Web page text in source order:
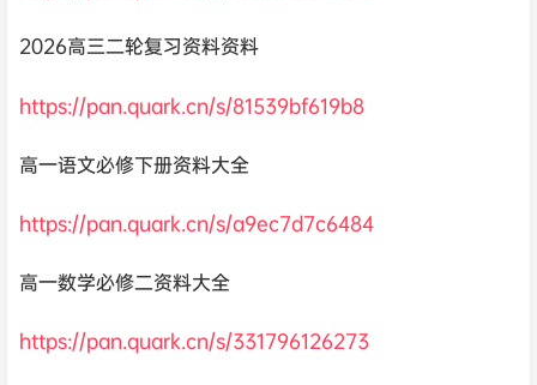
2026高三二轮复习资料资料
https://pan.quark.cn/s/81539bf619b8
高一语文必修下册资料大全
https://pan.quark.cn/s/a9ec7d7c6484
高一数学必修二资料大全
https://pan.quark.cn/s/331796126273